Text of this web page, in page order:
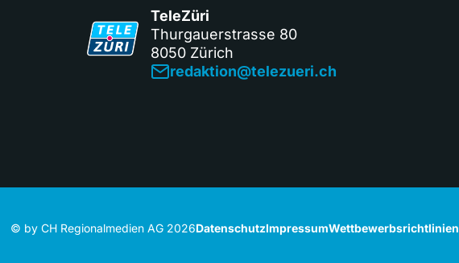
TeleZüri
Thurgauerstrasse 80
8050 Zürich
redaktion@telezueri.ch
© by CH Regionalmedien AG 2026DatenschutzImpressumWettbewerbsrichtlinien